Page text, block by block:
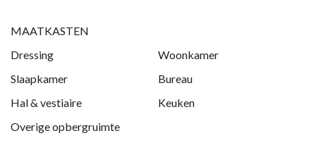
MAATKASTEN
Dressing
Woonkamer
Slaapkamer
Bureau
Hal & vestiaire
Keuken
Overige opbergruimte